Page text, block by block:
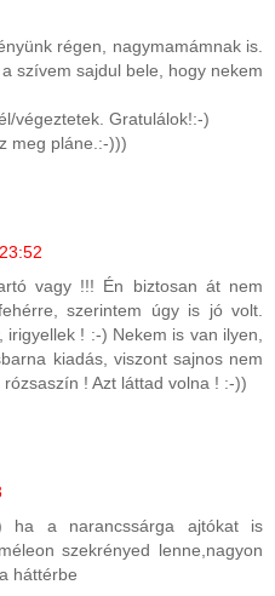
régen, nagymamámnak is.
szívem sajdul bele, hogy nekem
végeztetek. Gratulálok!:-)
meg pláne.:-)))
vagy !!! Én biztosan át nem
szerintem úgy is jó volt.
! :-) Nekem is van ilyen,
kiadás, viszont sajnos nem
! Azt láttad volna ! :-))
ha a narancssárga ajtókat is
szekrényed lenne,nagyon
háttérbe